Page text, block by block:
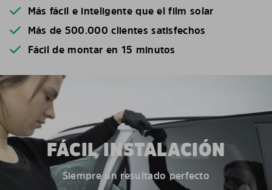
Más fácil e inteligente que el film solar
Más de 500.000 clientes satisfechos
Fácil de montar en 15 minutos
FÁCIL INSTALACIÓN
Siempre un resultado perfecto